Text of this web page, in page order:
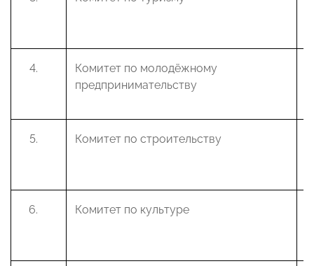
Комитет по молодёжному
предпринимательству
Комитет по строительству
Комитет по культуре